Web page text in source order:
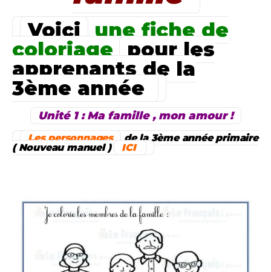
Voici
une fiche de
coloriage
pour les
apprenants de la
3ème année
Unité 1 : Ma famille , mon amour !
Les personnages
de la 3ème année primaire
( Nouveau manuel )
ICI